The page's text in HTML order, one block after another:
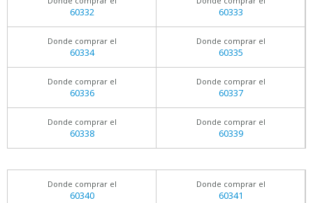
60332 60333
Donde comprar el
60334
Donde comprar el
60335
Donde comprar el
60336
Donde comprar el
60337
Donde comprar el
60338
Donde comprar el
60339
Donde comprar el
60340
Donde comprar el
60341